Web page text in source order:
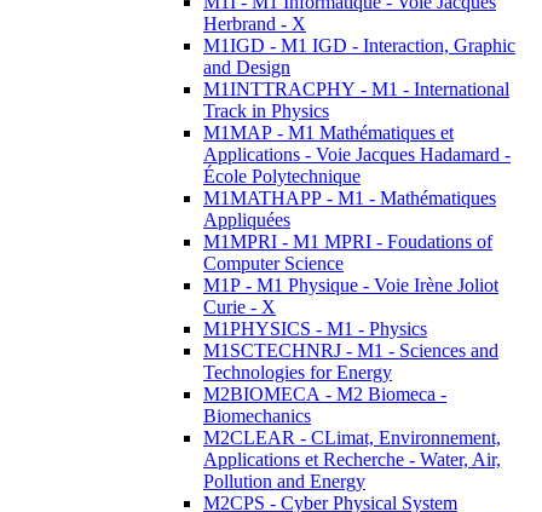
Herbrand - X
M1IGD - M1 IGD - Interaction, Graphic
and Design
M1INTTRACPHY - M1 - International
Track in Physics
M1MAP - M1 Mathématiques et
Applications - Voie Jacques Hadamard -
École Polytechnique
M1MATHAPP - M1 - Mathématiques
Appliquées
M1MPRI - M1 MPRI - Foudations of
Computer Science
M1P - M1 Physique - Voie Irène Joliot
Curie - X
M1PHYSICS - M1 - Physics
M1SCTECHNRJ - M1 - Sciences and
Technologies for Energy
M2BIOMECA - M2 Biomeca -
Biomechanics
M2CLEAR - CLimat, Environnement,
Applications et Recherche - Water, Air,
Pollution and Energy
M2CPS - Cyber Physical System